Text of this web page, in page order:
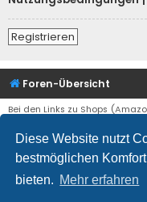
Diese Website nutzt
bestmöglichen
bieten. Mehr erfahren
Registrieren
Foren-Übersicht
Bei den Links zu Shops
Stern (*) markiert sind,
den Kauf eines
Umsatzbeteiligung
Einnahmen helfen die